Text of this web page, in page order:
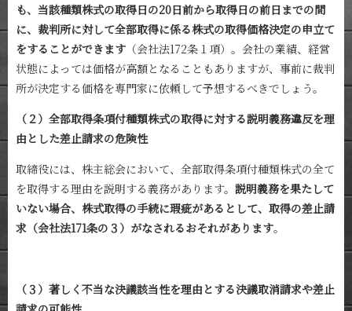
も、当該種類株式の取得日の20日前から取得日の前日までの間
に、裁判所に対して全部取得に係る株式の取得価格決定の申立て
をすることができます （会社法172条１項）。会社の業績、経営
状態によっては価格が高額となることもありますが、事前に裁判
所が決定する価格を専門家に依頼して予想するべきでしょう。
（２）全部取得条項付種類株式の取得に対する説明義務違反を理
由とした差止請求の危険性
取締役には、株主総会において、全部取得条項付種類株式の全て
を取得する理由を説明する義務があります。 説明義務を果たして
いない場合、株式取得の手続に瑕疵があるとして、取得の差止請
求（会社法171条の３）がなされるおそれがあります。
（３）著しく不当な決議該当性を理由とする決議取消請求や差止